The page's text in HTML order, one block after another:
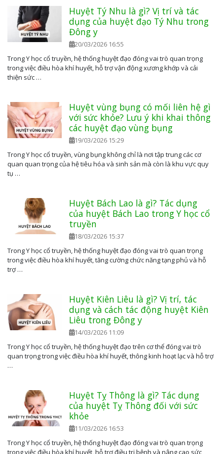
Huyệt Tý Nhu là gì? Vị trí và tác
dụng của huyệt đạo Tý Nhu trong
Đông y
20/03/2026 16:55
Trong Y học cổ truyền, hệ thống huyệt đạo đóng vai trò quan trọng
trong việc điều hòa khí huyết, hỗ trợ vận động xương khớp và cải
thiện sức …
Huyệt vùng bụng có mối liên hệ gì
với sức khỏe? Lưu ý khi khai thông
các huyệt đạo vùng bụng
19/03/2026 15:29
Trong Y học cổ truyền, vùng bụng không chỉ là nơi tập trung các cơ
quan quan trọng của hệ tiêu hóa và sinh sản mà còn là khu vực quy
tụ …
Huyệt Bách Lao là gì? Tác dụng
của huyệt Bách Lao trong Y học cổ
truyền
18/03/2026 15:37
Trong Y học cổ truyền, hệ thống huyệt đạo đóng vai trò quan trọng
trong việc điều hòa khí huyết, tăng cường chức năng tạng phủ và hỗ
trợ …
Huyệt Kiên Liêu là gì? Vị trí, tác
dụng và cách tác động huyệt Kiên
Liêu trong Đông y
14/03/2026 11:09
Trong Y học cổ truyền, hệ thống huyệt đạo trên cơ thể đóng vai trò
quan trọng trong việc điều hòa khí huyết, thông kinh hoạt lạc và hỗ trợ
…
Huyệt Tỵ Thông là gì? Tác dụng
của huyệt Tỵ Thông đối với sức
khỏe
11/03/2026 16:53
Trong Y học cổ truyền, hệ thống huyệt đạo đóng vai trò quan trọng
trong việc điều hòa khí huyết, hỗ trợ điều trị bệnh và nâng cao sức